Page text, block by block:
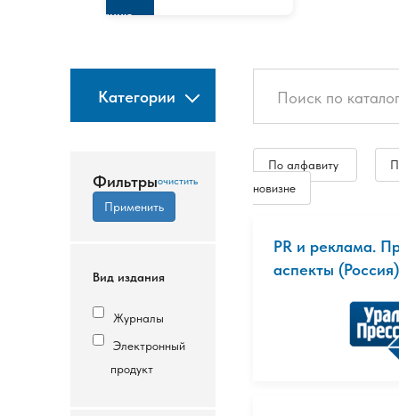
изданию
Категории
Фильтры
Вид издания
Журналы
Электронный
продукт
По алфавиту
новизне
PR и реклама.
аспекты (Россия)